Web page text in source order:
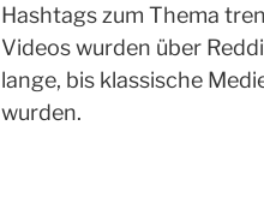
Hashtags zum Thema
Videos wurden über
lange, bis klassische
wurden.